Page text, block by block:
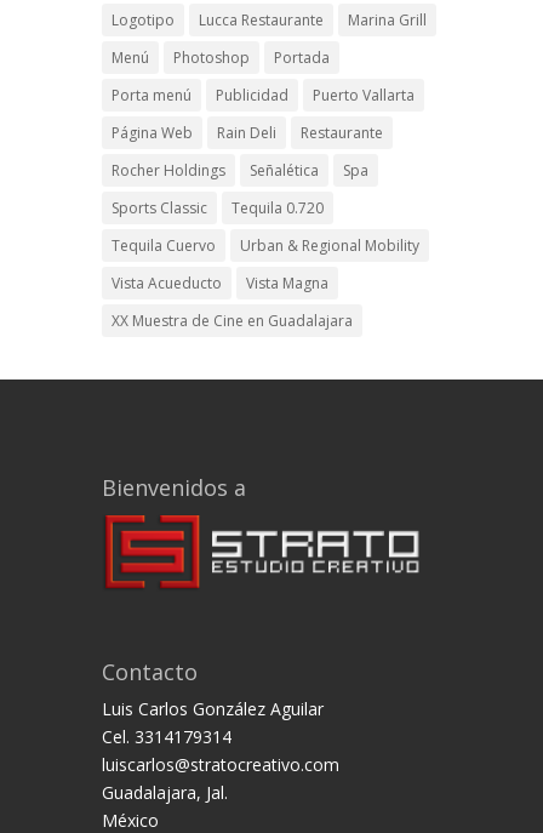
Logotipo
Lucca Restaurante
Marina Grill
Menú
Photoshop
Portada
Porta menú
Publicidad
Puerto Vallarta
Página Web
Rain Deli
Restaurante
Rocher Holdings
Señalética
Spa
Sports Classic
Tequila 0.720
Tequila Cuervo
Urban & Regional Mobility
Vista Acueducto
Vista Magna
XX Muestra de Cine en Guadalajara
Bienvenidos a
Contacto
Luis Carlos González Aguilar
Cel. 3314179314
luiscarlos@stratocreativo.com
Guadalajara, Jal.
México